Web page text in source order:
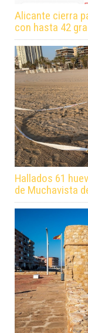
Alicante cierra
con hasta 42
Hallados 61
de Muchavista